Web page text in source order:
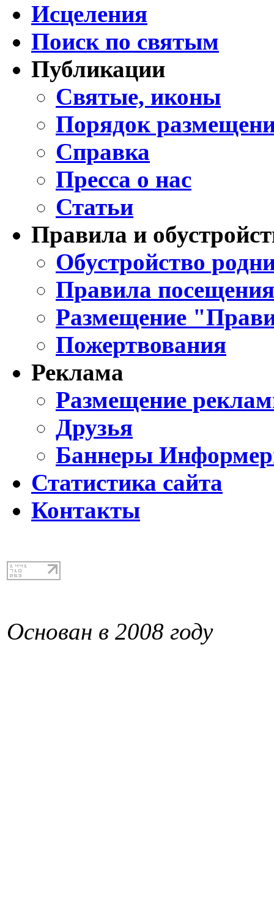
Исцеления
Поиск по святым
Публикации
Святые, иконы
Порядок
Справка
Пресса о нас
Статьи
Правила и
Обустройство
Правила
Размещение
Пожертвования
Реклама
Размещение
Друзья
Баннеры
Статистика сайта
Контакты
Основан в 2008 году